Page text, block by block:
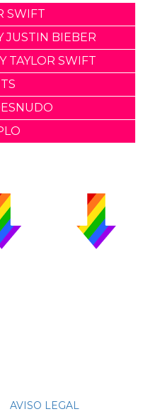
SWIFT
JUSTIN BIEBER
TAYLOR SWIFT
AVISO LEGAL